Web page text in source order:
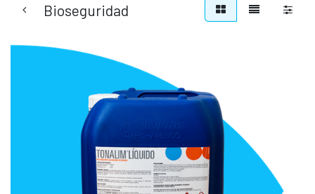
Bioseguridad